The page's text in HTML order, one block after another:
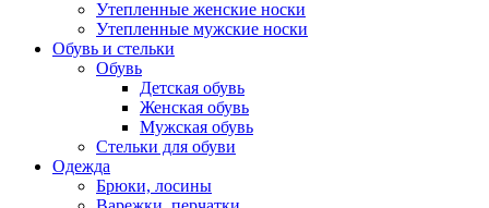
Утепленные женские носки
Утепленные мужские носки
Обувь и стельки
Обувь
Детская обувь
Женская обувь
Мужская обувь
Стельки для обуви
Одежда
Брюки, лосины